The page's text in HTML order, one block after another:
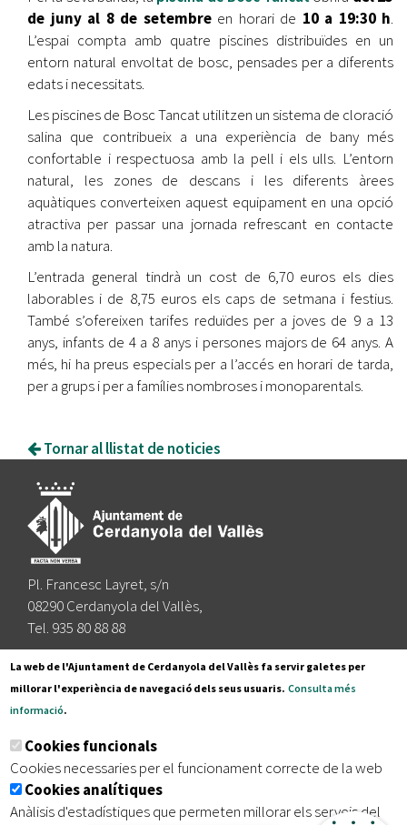
de juny al 8 de setembreen horari de 10 a 19:30 h.
L’espai compta amb quatre piscines distribuïdes en un
entorn natural envoltat de bosc, pensades per a diferents
edats i necessitats.
Les piscines de Bosc Tancat utilitzen un sistema de cloració
salina que contribueix a una experiència de bany més
confortable i respectuosa amb la pell i els ulls. L’entorn
natural, les zones de descans i les diferents àrees
aquàtiques converteixen aquest equipament en una opció
atractiva per passar una jornada refrescant en contacte
amb la natura.
L’entrada general tindrà un cost de 6,70 euros els dies
laborables i de 8,75 euros els caps de setmana i festius.
També s’ofereixen tarifes reduïdes per a joves de 9 a 13
anys, infants de 4 a 8 anys i persones majors de 64 anys. A
més, hi ha preus especials per a l’accés en horari de tarda,
per a grups i per a famílies nombroses i monoparentals.
Tornar al llistat de noticies
Pl. Francesc Layret, s/n
08290 Cerdanyola del Vallès,
Tel. 935 80 88 88
Segueix-nos a:
Subscriu-te al nostre butlletí
Inici | Avís legal | Protecció de dades
| Accessibilitat
La web de l'Ajuntament de Cerdanyola del Vallès fa servir galetes per
millorar l'experiència de navegació dels seus usuaris. Consulta més
informació.
Cookies funcionals
Cookies necessaries per el funcionament correcte de la web
Cookies analítiques
Anàlisis d'estadístiques que permeten millorar els serveis del